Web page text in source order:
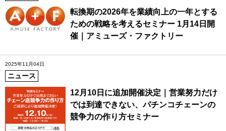
転換期の2026年を業績向上の一年とする
ための戦略を考えるセミナー 1月14日開
催｜アミューズ・ファクトリー
2025年11月04日
ニュース
12月10日に追加開催決定｜営業努力だけ
では到達できない、パチンコチェーンの
競争力の作り方セミナー